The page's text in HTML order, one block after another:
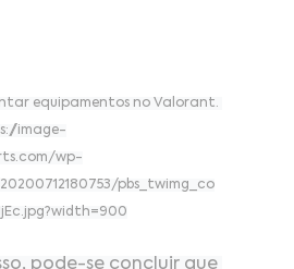
equipamentos no Valorant.
image-
wp-
pbs_twimg_co
pode-se concluir que